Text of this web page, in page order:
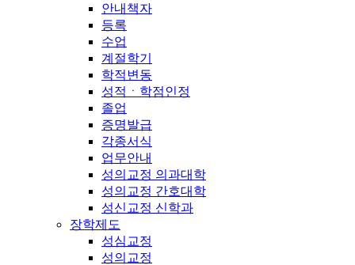
안내책자
등록
수업
계절학기
학적변동
성적ㆍ학점인정
졸업
증명발급
각종서식
업무안내
성의교정 의과대학
성의교정 간호대학
성신교정 신학과
장학제도
성심교정
성의교정